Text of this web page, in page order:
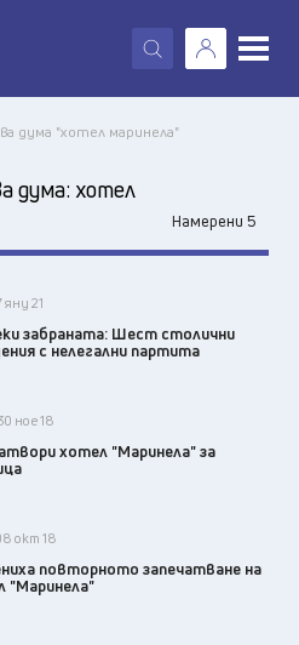
X
дума "хотел маринела"
дума: хотел
Намерени 5
яну 21
забраната: Шест столични
с нелегални партита
ное 18
хотел "Маринела" за
окт 18
повторното запечатване на
"Маринела"